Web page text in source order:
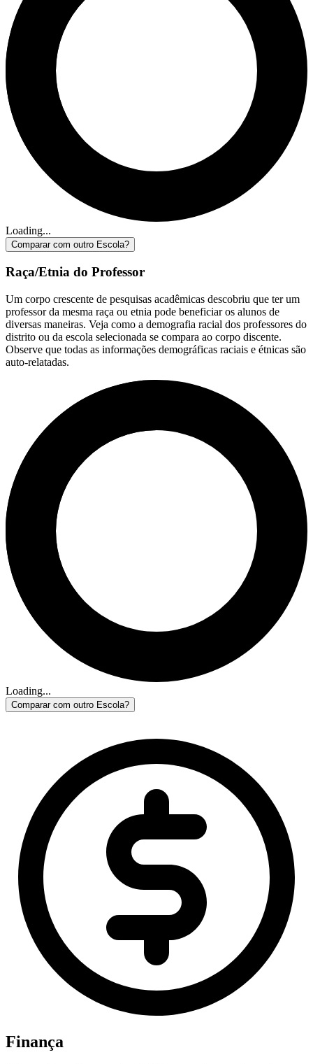
Loading...
Comparar com outro Escola?
Raça/Etnia do Professor
Um corpo crescente de pesquisas acadêmicas descobriu que ter um
professor da mesma raça ou etnia pode beneficiar os alunos de
diversas maneiras. Veja como a demografia racial dos professores do
distrito ou da escola selecionada se compara ao corpo discente.
Observe que todas as informações demográficas raciais e étnicas são
auto-relatadas.
Loading...
Comparar com outro Escola?
Finança